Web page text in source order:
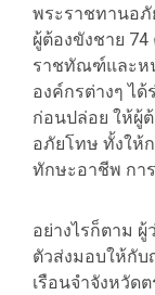
พระราชทานอภั
ผู้ต้องขังชาย
ราชทัณฑ์และห
องค์กรต่างๆ ไ
ก่อนปล่อย ให้ผู้
อภัยโทษ ทั้งให้
ทักษะอาชีพ กา
อย่างไรก็ตาม
ตัวส่งมอบให้กั
เรือนจำจังหวัด